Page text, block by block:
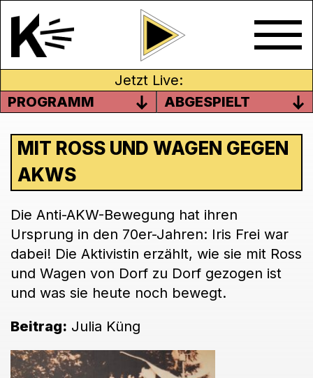
Jetzt Live:
PROGRAMM
ABGESPIELT
MIT ROSS UND WAGEN GEGEN
AKWS
Die Anti-AKW-Bewegung hat ihren
Ursprung in den 70er-Jahren: Iris Frei war
dabei! Die Aktivistin erzählt, wie sie mit Ross
und Wagen von Dorf zu Dorf gezogen ist
und was sie heute noch bewegt.
Beitrag: Julia Küng